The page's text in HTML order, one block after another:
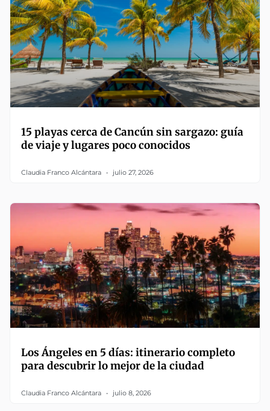
15 playas cerca de Cancún sin sargazo: guía
de viaje y lugares poco conocidos
Claudia Franco Alcántara julio 27, 2026
Los Ángeles en 5 días: itinerario completo
para descubrir lo mejor de la ciudad
Claudia Franco Alcántara julio 8, 2026